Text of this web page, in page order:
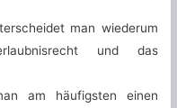
man wiederum
und das
am häufigsten einen